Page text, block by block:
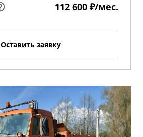
112 600 ₽/мес.
Оставить заявку